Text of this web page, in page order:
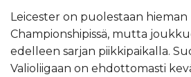
Leicester on puolestaan
Championshipissä, mutta
edelleen sarjan piikkipaikalla.
Valioliigaan on ehdottomasti